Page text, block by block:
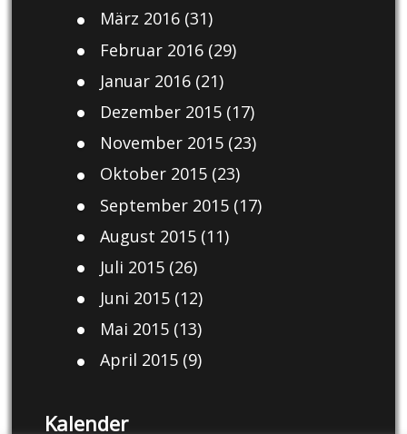
März 2016(31)
Februar 2016(29)
Januar 2016(21)
Dezember 2015(17)
November 2015(23)
Oktober 2015(23)
September 2015(17)
August 2015(11)
Juli 2015(26)
Juni 2015(12)
Mai 2015(13)
April 2015(9)
Kalender